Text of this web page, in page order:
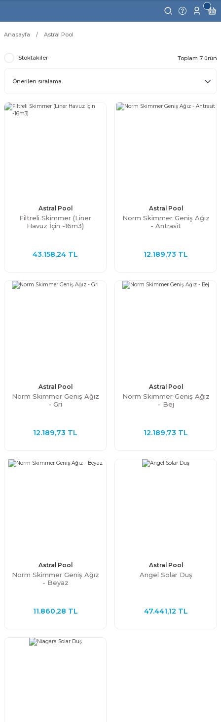
Anasayfa Astral Pool
Stoktakiler Toplam 7 ürün
Astral Pool
Filtreli Skimmer (Liner
Havuz İçin -16m3)
43.158,24 TL
Astral Pool
Norm Skimmer Geniş Ağız
- Antrasit
12.189,73 TL
Astral Pool
Norm Skimmer Geniş Ağız
- Gri
12.189,73 TL
Astral Pool
Norm Skimmer Geniş Ağız
- Bej
12.189,73 TL
Astral Pool
Norm Skimmer Geniş Ağız
- Beyaz
11.860,28 TL
Astral Pool
Angel Solar Duş
47.441,12 TL